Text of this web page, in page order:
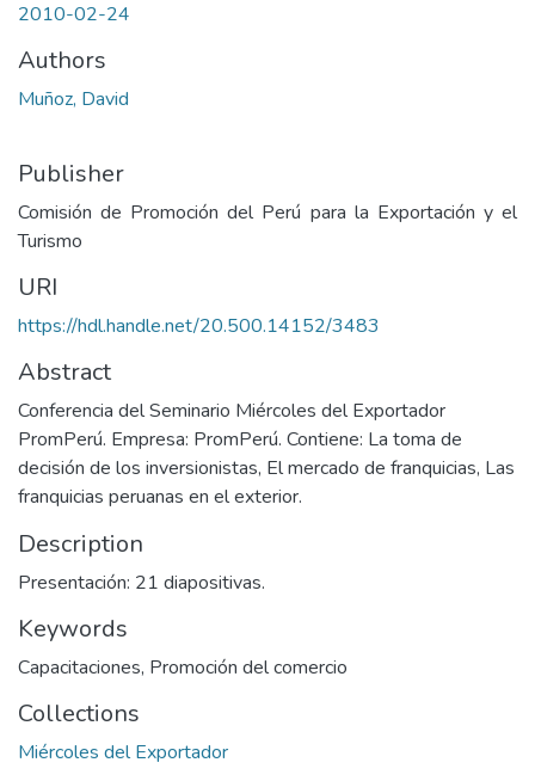
2010-02-24
Authors
Muñoz, David
Publisher
Comisión de Promoción del Perú para la Exportación y el
Turismo
URI
https://hdl.handle.net/20.500.14152/3483
Abstract
Conferencia del Seminario Miércoles del Exportador
PromPerú. Empresa: PromPerú. Contiene: La toma de
decisión de los inversionistas, El mercado de franquicias, Las
franquicias peruanas en el exterior.
Description
Presentación: 21 diapositivas.
Keywords
Capacitaciones, Promoción del comercio
Collections
Miércoles del Exportador